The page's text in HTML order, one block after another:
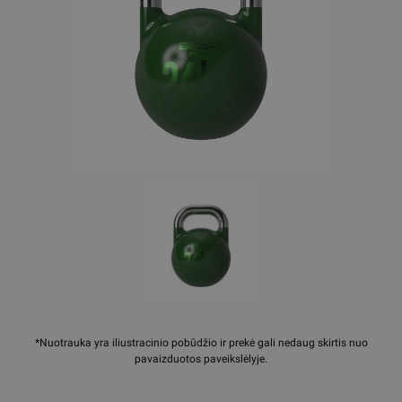
*Nuotrauka yra iliustracinio pobūdžio ir prekė gali nedaug skirtis nuo
pavaizduotos paveikslėlyje.